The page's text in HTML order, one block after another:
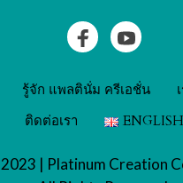
รู้จัก แพลตินั่ม ครีเอชั่น
ติดต่อเรา
ENGLISH
| Platinum Creation